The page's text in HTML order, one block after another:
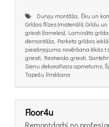
Durvju montāža, Ēku un
Grīdas flīzes (materiāli), Grīdu
griesti (lameles), Lamināta
demontāža, Parketa grīdas
piesārņojuma novēršana ēkās
griesti, Restveida griesti,
Sienu dekoratīvais apmetums,
Tapešu līmēšana
Floor4u
Remontdarbi no